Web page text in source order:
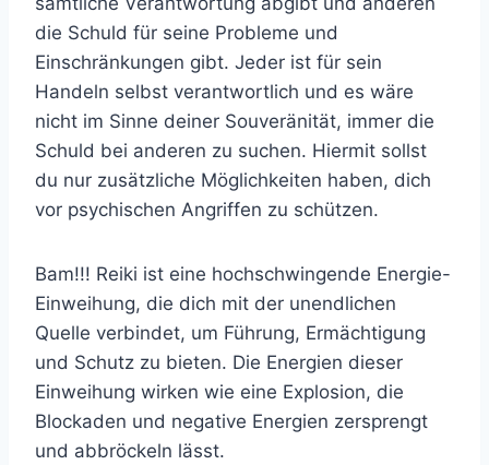
die Schuld für seine Probleme und
Einschränkungen gibt. Jeder ist für sein
Handeln selbst verantwortlich und es wäre
nicht im Sinne deiner Souveränität, immer die
Schuld bei anderen zu suchen. Hiermit sollst
du nur zusätzliche Möglichkeiten haben, dich
vor psychischen Angriffen zu schützen.
Bam!!! Reiki ist eine hochschwingende Energie-
Einweihung, die dich mit der unendlichen
Quelle verbindet, um Führung, Ermächtigung
und Schutz zu bieten. Die Energien dieser
Einweihung wirken wie eine Explosion, die
Blockaden und negative Energien zersprengt
und abbröckeln lässt.